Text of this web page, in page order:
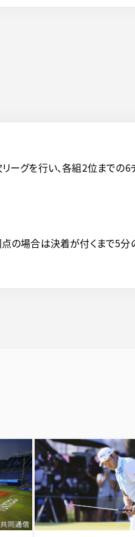
グを行い、各組2位までの
の場合は決着が付くまで5分